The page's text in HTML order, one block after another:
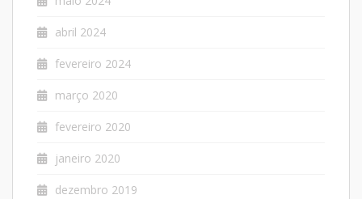
abril 2024
fevereiro 2024
março 2020
fevereiro 2020
janeiro 2020
dezembro 2019